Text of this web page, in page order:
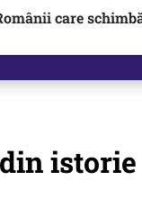
care
istorie